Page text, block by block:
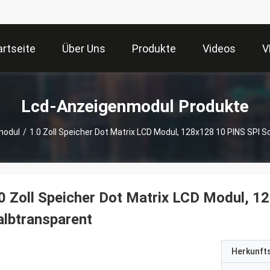
Über Uns Produkte Videos
Lcd-Anzeigenmodul Produkte
/ 1.0 Zoll Speicher Dot Matrix LCD Modul, 128x128 10 PINS
Zoll Speicher Dot Matrix LCD Modul,